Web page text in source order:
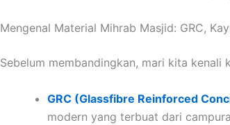
Mengenal Material Mihrab Masjid: GRC,
Sebelum membandingkan, mari kita
GRC (Glassfibre Reinforced
modern yang terbuat dari